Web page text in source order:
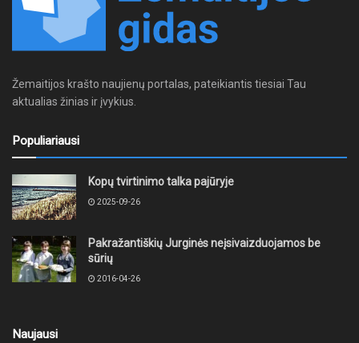
Žemaitijos krašto naujienų portalas, pateikiantis tiesiai Tau
aktualias žinias ir įvykius.
Populiariausi
Kopų tvirtinimo talka pajūryje
2025-09-26
Pakražantiškių Jurginės neįsivaizduojamos be
sūrių
2016-04-26
Naujausi